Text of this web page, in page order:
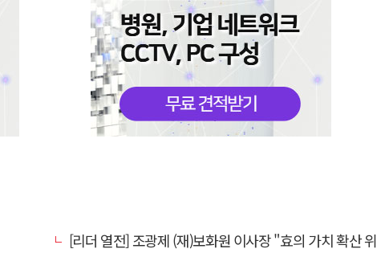
[리더 열전] 조광제 (재)보화원 이사장 "효의 가치 확산 위해 젊은층 참여 이끌어낼 것"